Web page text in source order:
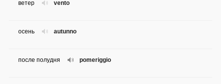
vento
ветер
autunno
осень
pomeriggio
после полудня